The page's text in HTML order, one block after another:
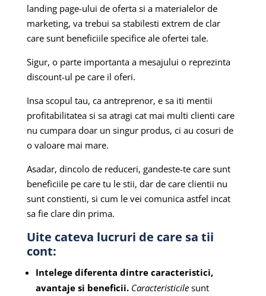
landing page-ului de oferta si a materialelor de
marketing, va trebui sa stabilesti extrem de clar
care sunt beneficiile specifice ale ofertei tale.
Sigur, o parte importanta a mesajului o reprezinta
discount-ul pe care il oferi.
Insa scopul tau, ca antreprenor, e sa iti mentii
profitabilitatea si sa atragi cat mai multi clienti care
nu cumpara doar un singur produs, ci au cosuri de
o valoare mai mare.
Asadar, dincolo de reduceri, gandeste-te care sunt
beneficiile pe care tu le stii, dar de care clientii nu
sunt constienti, si cum le vei comunica astfel incat
sa fie clare din prima.
Uite cateva lucruri de care sa tii
cont:
Intelege diferenta dintre caracteristici,
avantaje si beneficii. Caracteristicile sunt